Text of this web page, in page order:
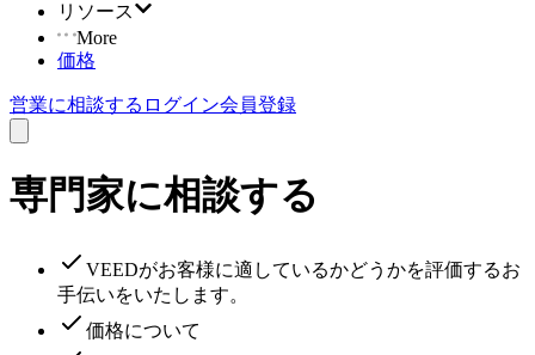
リソース
More
価格
営業に相談する ログイン会員登録
専門家に相談する
VEEDがお客様に適しているかどうかを評価するお
手伝いをいたします。
価格について